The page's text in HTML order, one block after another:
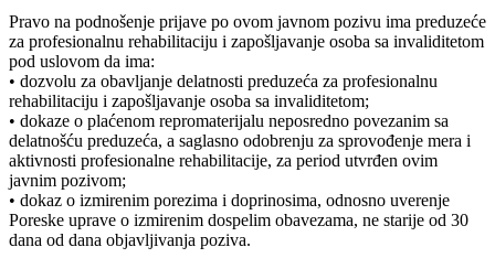
Pravo na podnošenje prijave po ovom javnom pozivu ima preduzeće
za profesionalnu rehabilitaciju i zapošljavanje osoba sa invaliditetom
pod uslovom da ima:
• dozvolu za obavljanje delatnosti preduzeća za profesionalnu
rehabilitaciju i zapošljavanje osoba sa invaliditetom;
• dokaze o plaćenom repromaterijalu neposredno povezanim sa
delatnošću preduzeća, a saglasno odobrenju za sprovođenje mera i
aktivnosti profesionalne rehabilitacije, za period utvrđen ovim
javnim pozivom;
• dokaz o izmirenim porezima i doprinosima, odnosno uverenje
Poreske uprave o izmirenim dospelim obavezama, ne starije od 30
dana od dana objavljivanja poziva.